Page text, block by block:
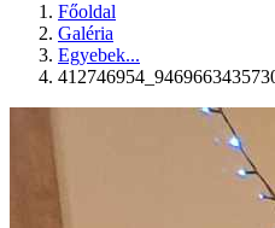
Főoldal
Galéria
Egyebek...